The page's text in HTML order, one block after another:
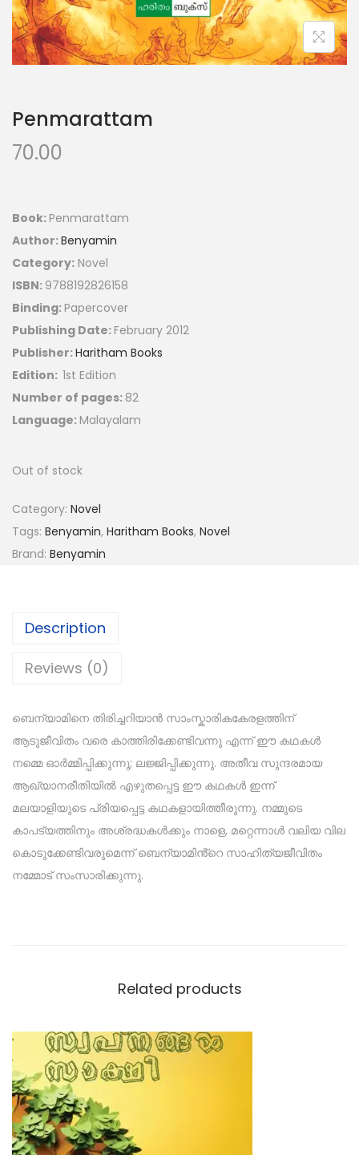
Penmarattam
70.00
Book: Penmarattam
Author:Benyamin
Category: Novel
ISBN: 9788192826158
Binding: Papercover
Publishing Date: February 2012
Publisher:Haritham Books
Edition: 1st Edition
Number of pages: 82
Language: Malayalam
Out of stock
Category: Novel
Tags: Benyamin, Haritham Books, Novel
Brand: Benyamin
Description
Reviews (0)
ബെന്യാമിനെ തിരിച്ചറിയാൻ സാംസ്കാരികകേരളത്തിന്
ആടുജീവിതം വരെ കാത്തിരിക്കേണ്ടിവന്നു എന്ന് ഈ കഥകൾ
നമ്മെ ഓർമ്മിപ്പിക്കുന്നു; ലജ്ജിപ്പിക്കുന്നു. അതീവ സുന്ദരമായ
ആഖ്യാനരീതിയിൽ എഴുതപ്പെട്ട ഈ കഥകൾ ഇന്ന്
മലയാളിയുടെ പ്രിയപ്പെട്ട കഥകളായിത്തീരുന്നു. നമ്മുടെ
കാപട്യത്തിനും അശ്രദ്ധകൾക്കും നാളെ, മറ്റെന്നാൾ വലിയ വില
കൊടുക്കേണ്ടിവരുമെന്ന് ബെന്യാമിൻ്റെ സാഹിത്യജീവിതം
നമ്മോട് സംസാരിക്കുന്നു.
Related products